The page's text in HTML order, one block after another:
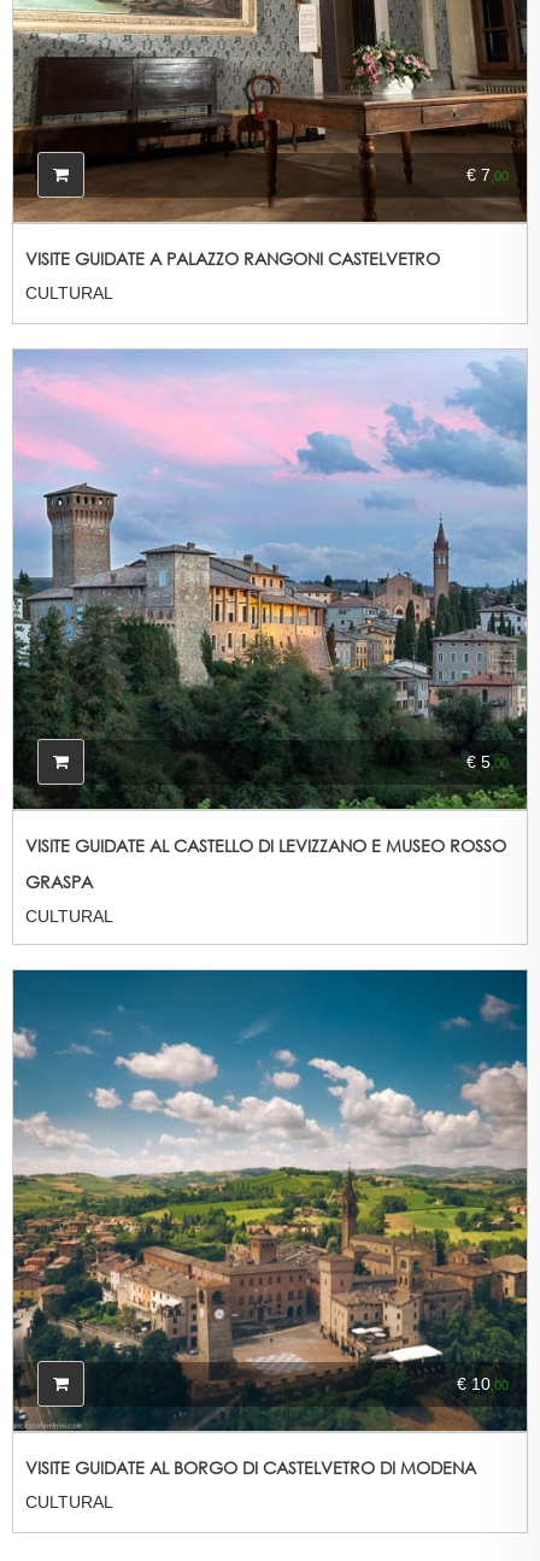
€ 7 ,00
VISITE GUIDATE A PALAZZO RANGONI CASTELVETRO
CULTURAL
€ 5,00
VISITE GUIDATE AL CASTELLO DI LEVIZZANO E MUSEO ROSSO
GRASPA
CULTURAL
€ 10 ,00
VISITE GUIDATE AL BORGO DI CASTELVETRO DI MODENA
CULTURAL